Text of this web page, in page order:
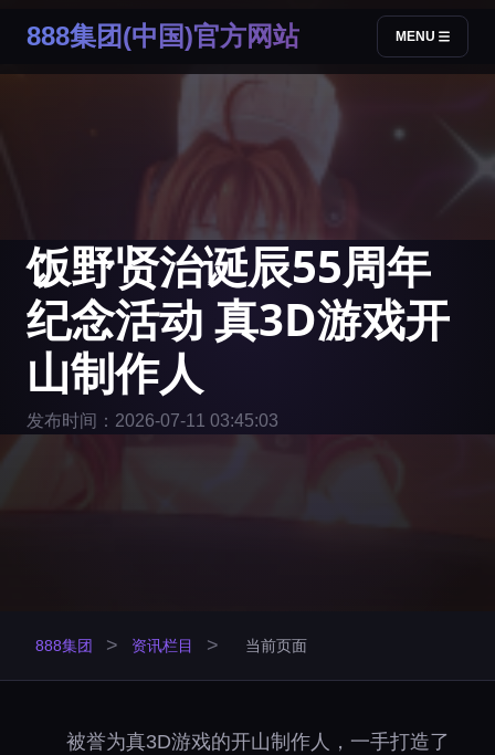
888集团(中国)官方网站 MENU
饭野贤治诞辰55周年
纪念活动 真3D游戏开
山制作人
发布时间：2026-07-11 03:45:03
888集团 > 资讯栏目 > 当前页面
被誉为真3D游戏的开山制作人，一手打造了